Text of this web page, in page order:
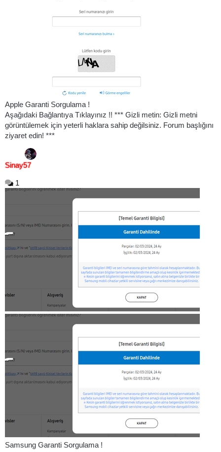
Apple Garanti Sorgulama !
Aşağıdaki Bağlantıya Tıklayınız !! *** Gizli metin: Gizli metni
görüntülemek için yeterli haklara sahip değilsiniz. Forum başlığını
ziyaret edin! ***
Sinay57
1
Samsung Garanti Sorgulama !